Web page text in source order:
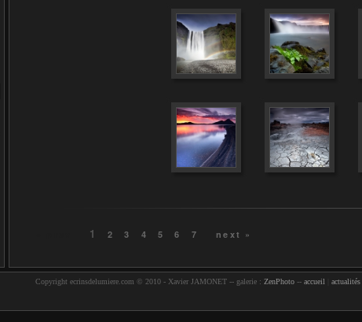
1 2 3 4 5 6 7 next »
Copyright ecrinsdelumiere.com © 2010 - Xavier JAMONET -- galerie : ZenPhoto -- accueil actualités